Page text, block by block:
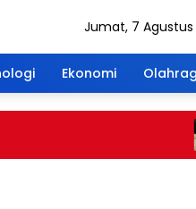
Jumat, 7 Agustus
Ekonomi